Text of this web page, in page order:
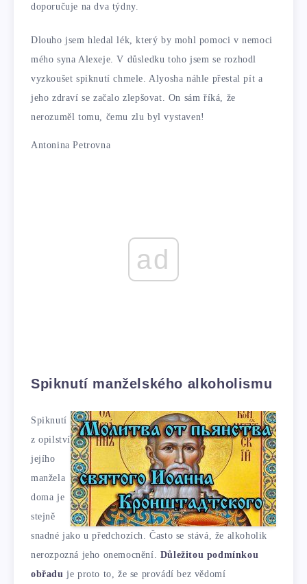
doporučuje na dva týdny.
Dlouho jsem hledal lék, který by mohl pomoci v nemoci
mého syna Alexeje. V důsledku toho jsem se rozhodl
vyzkoušet spiknutí chmele. Alyosha náhle přestal pít a
jeho zdraví se začalo zlepšovat. On sám říká, že
nerozuměl tomu, čemu zlu byl vystaven!
Antonina Petrovna
ad
Spiknutí manželského alkoholismu
Spiknutí
z opilství
jejího
manžela
doma je
stejně
snadné jako u předchozích. Často se stává, že alkoholik
nerozpozná jeho onemocnění. Důležitou podmínkou
obřadu je proto to, že se provádí bez vědomí